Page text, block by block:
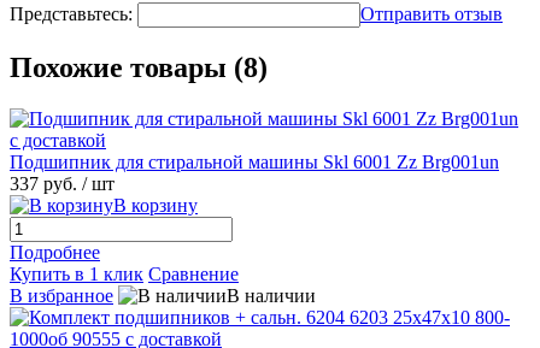
Представьтесь: Отправить отзыв
Похожие товары (8)
Подшипник для стиральной машины Skl 6001 Zz Brg001un
337 руб. / шт
В корзину
Подробнее
Купить в 1 клик Сравнение
В избранное
В наличии